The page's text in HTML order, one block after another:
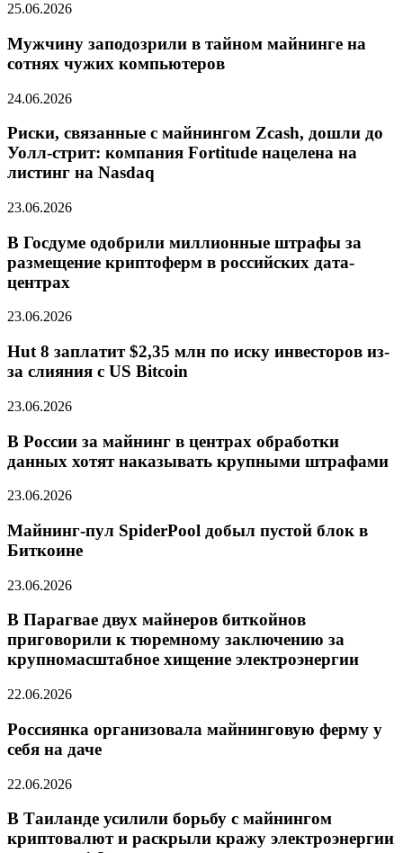
25.06.2026
Мужчину заподозрили в тайном майнинге на
сотнях чужих компьютеров
24.06.2026
Риски, связанные с майнингом Zcash, дошли до
Уолл-стрит: компания Fortitude нацелена на
листинг на Nasdaq
23.06.2026
В Госдуме одобрили миллионные штрафы за
размещение криптоферм в российских дата-
центрах
23.06.2026
Hut 8 заплатит $2,35 млн по иску инвесторов из-
за слияния с US Bitcoin
23.06.2026
В России за майнинг в центрах обработки
данных хотят наказывать крупными штрафами
23.06.2026
Майнинг-пул SpiderPool добыл пустой блок в
Биткоине
23.06.2026
В Парагвае двух майнеров биткойнов
приговорили к тюремному заключению за
крупномасштабное хищение электроэнергии
22.06.2026
Россиянка организовала майнинговую ферму у
себя на даче
22.06.2026
В Таиланде усилили борьбу с майнингом
криптовалют и раскрыли кражу электроэнергии